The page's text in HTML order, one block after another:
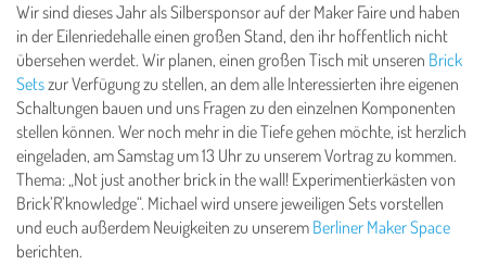
Wir sind dieses Jahr als Silbersponsor auf der Maker Faire und haben
in der Eilenriedehalle einen großen Stand, den ihr hoffentlich nicht
übersehen werdet. Wir planen, einen großen Tisch mit unseren Brick
Setszur Verfügung zu stellen, an dem alle Interessierten ihre eigenen
Schaltungen bauen und uns Fragen zu den einzelnen Komponenten
stellen können. Wer noch mehr in die Tiefe gehen möchte, ist herzlich
eingeladen, am Samstag um 13 Uhr zu unserem Vortrag zu kommen.
Thema: „Not just another brick in the wall! Experimentierkästen von
Brick’R’knowledge“. Michael wird unsere jeweiligen Sets vorstellen
und euch außerdem Neuigkeiten zu unserem Berliner Maker Space
berichten.